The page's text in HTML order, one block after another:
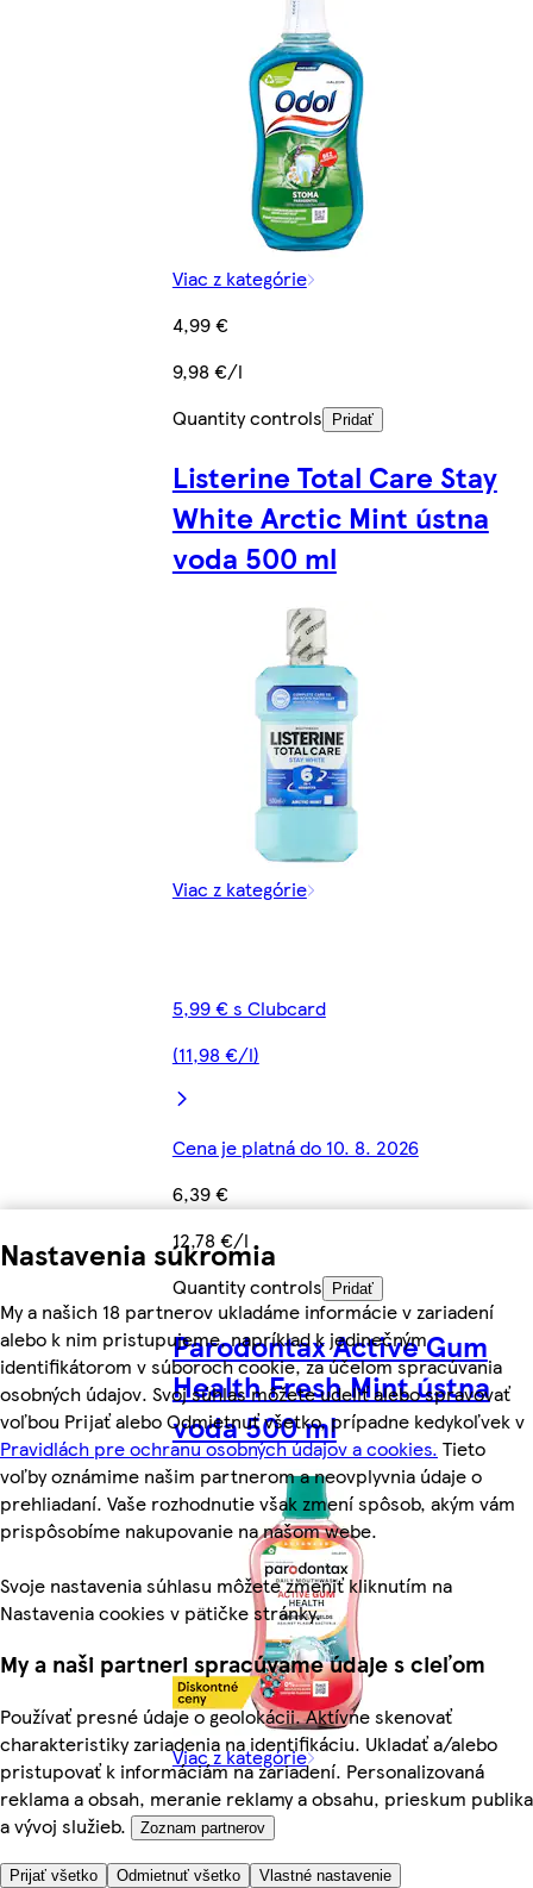
Nastavenia súkromia
My a našich 18 partnerov ukladáme informácie v zariadení
alebo k nim pristupujeme, napríklad k jedinečným
identifikátorom v súboroch cookie, za účelom spracúvania
osobných údajov. Svoj súhlas môžete udeliť alebo spravovať
voľbou Prijať alebo Odmietnuť všetko, prípadne kedykoľvek v
Pravidlách pre ochranu osobných údajov a cookies. Tieto
voľby oznámime našim partnerom a neovplyvnia údaje o
prehliadaní. Vaše rozhodnutie však zmení spôsob, akým vám
prispôsobíme nakupovanie na našom webe.
Svoje nastavenia súhlasu môžete zmeniť kliknutím na
Nastavenia cookies v pätičke stránky.
My a naši partneri spracúvame údaje s cieľom
Používať presné údaje o geolokácii. Aktívne skenovať
charakteristiky zariadenia na identifikáciu. Ukladať a/alebo
pristupovať k informáciám na zariadení. Personalizovaná
reklama a obsah, meranie reklamy a obsahu, prieskum publika
a vývoj služieb.
Zoznam partnerov
Prijať všetko Odmietnuť všetko Vlastné nastavenie
Viac z kategórie
4,99 €
9,98 €/l
Quantity controls
Pridať
Listerine Total Care Stay
White Arctic Mint ústna
voda 500 ml
Viac z kategórie
5,99 € s Clubcard
(11,98 €/l)
Cena je platná do 10. 8. 2026
6,39 €
12,78 €/l
Quantity controls
Pridať
Parodontax Active Gum
Health Fresh Mint ústna
voda 500 ml
Viac z kategórie
6,29 € s Clubcard